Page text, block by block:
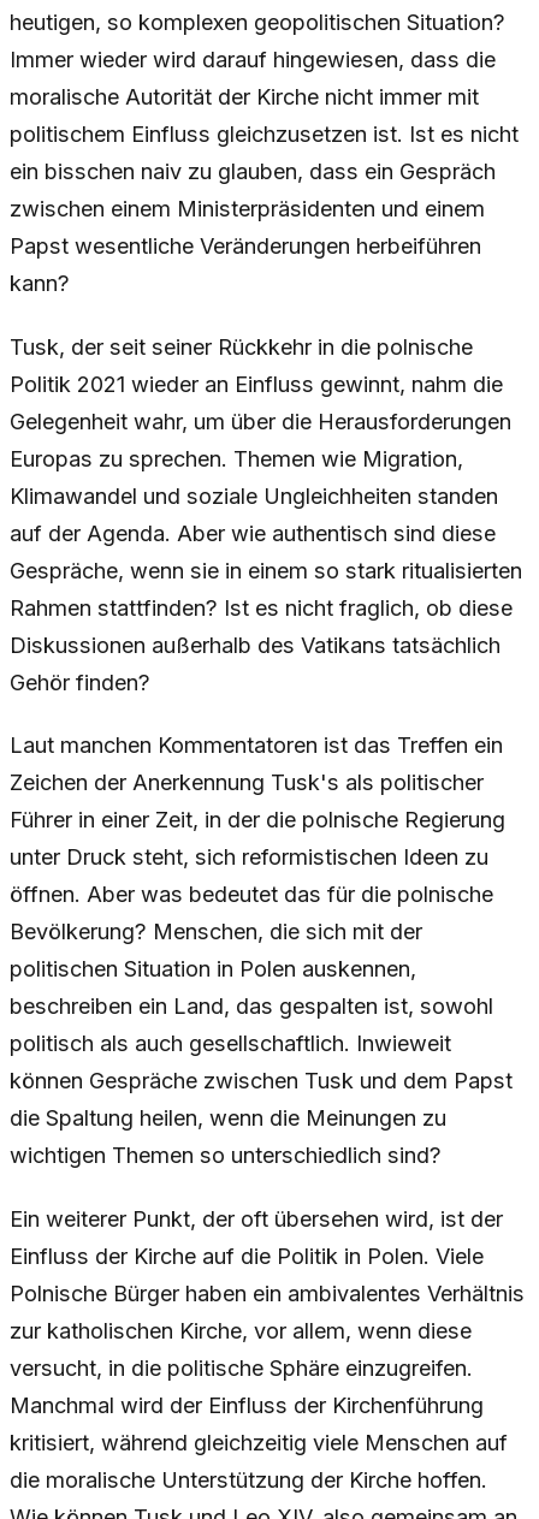
heutigen, so komplexen geopolitischen Situation?
Immer wieder wird darauf hingewiesen, dass die
moralische Autorität der Kirche nicht immer mit
politischem Einfluss gleichzusetzen ist. Ist es nicht
ein bisschen naiv zu glauben, dass ein Gespräch
zwischen einem Ministerpräsidenten und einem
Papst wesentliche Veränderungen herbeiführen
kann?
Tusk, der seit seiner Rückkehr in die polnische
Politik 2021 wieder an Einfluss gewinnt, nahm die
Gelegenheit wahr, um über die Herausforderungen
Europas zu sprechen. Themen wie Migration,
Klimawandel und soziale Ungleichheiten standen
auf der Agenda. Aber wie authentisch sind diese
Gespräche, wenn sie in einem so stark ritualisierten
Rahmen stattfinden? Ist es nicht fraglich, ob diese
Diskussionen außerhalb des Vatikans tatsächlich
Gehör finden?
Laut manchen Kommentatoren ist das Treffen ein
Zeichen der Anerkennung Tusk's als politischer
Führer in einer Zeit, in der die polnische Regierung
unter Druck steht, sich reformistischen Ideen zu
öffnen. Aber was bedeutet das für die polnische
Bevölkerung? Menschen, die sich mit der
politischen Situation in Polen auskennen,
beschreiben ein Land, das gespalten ist, sowohl
politisch als auch gesellschaftlich. Inwieweit
können Gespräche zwischen Tusk und dem Papst
die Spaltung heilen, wenn die Meinungen zu
wichtigen Themen so unterschiedlich sind?
Ein weiterer Punkt, der oft übersehen wird, ist der
Einfluss der Kirche auf die Politik in Polen. Viele
Polnische Bürger haben ein ambivalentes Verhältnis
zur katholischen Kirche, vor allem, wenn diese
versucht, in die politische Sphäre einzugreifen.
Manchmal wird der Einfluss der Kirchenführung
kritisiert, während gleichzeitig viele Menschen auf
die moralische Unterstützung der Kirche hoffen.